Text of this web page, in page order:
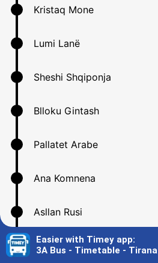
Kristaq Mone
Lumi Lanë
Sheshi Shqiponja
Blloku Gintash
Pallatet Arabe
Ana Komnena
Asllan Rusi
Qemal Stafa
Easier with Timey app:
3A Bus - Timetable - Tirana